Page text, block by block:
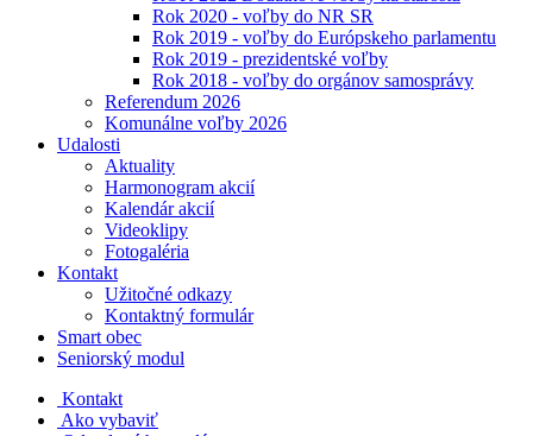
Rok 2020 - voľby do NR SR
Rok 2019 - voľby do Európskeho parlamentu
Rok 2019 - prezidentské voľby
Rok 2018 - voľby do orgánov samosprávy
Referendum 2026
Komunálne voľby 2026
Udalosti
Aktuality
Harmonogram akcií
Kalendár akcií
Videoklipy
Fotogaléria
Kontakt
Užitočné odkazy
Kontaktný formulár
Smart obec
Seniorský modul
Kontakt
Ako vybaviť